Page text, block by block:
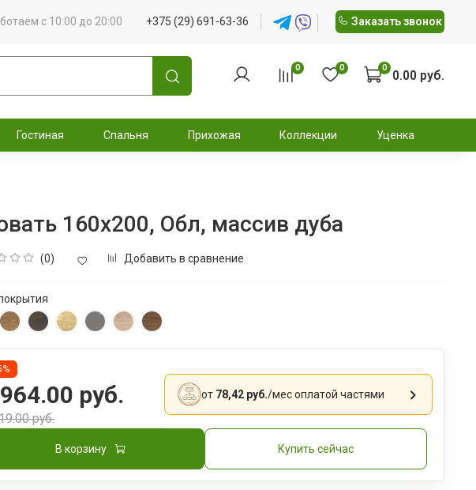
с 10:00 до 20:00 +375 (29) 691-63-36 Заказать звонок
0 0 0 0.00 руб.
Гостиная Спальня Прихожая Коллекции Уценка
160х200, Обл, массив дуба
(0) Добавить в сравнение
руб.
руб.
от 78,42 руб./месоплатой частями
В корзину Купить сейчас